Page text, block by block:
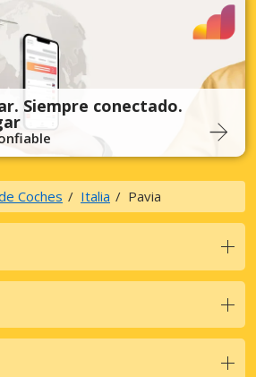
Siempre conectado.
Coches Italia Pavia